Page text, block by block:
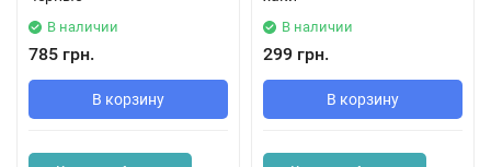
В наличии
785 грн.
В корзину
В наличии
299 грн.
В корзину